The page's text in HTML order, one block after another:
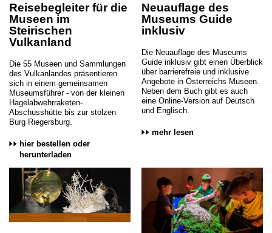
Reisebegleiter für die
Museen im
Steirischen
Vulkanland
Die 55 Museen und Sammlungen
des Vulkanlandes präsentieren
sich in einem gemeinsamen
Museumsführer - von der kleinen
Hagelabwehrraketen-
Abschusshütte bis zur stolzen
Burg Riegersburg.
hier bestellen oder
herunterladen
Neuauflage des
Museums Guide
inklusiv
Die Neuauflage des Museums
Guide inklusiv gibt einen Überblick
über barrierefreie und inklusive
Angebote in Österreichs Museen.
Neben dem Buch gibt es auch
eine Online-Version auf Deutsch
und Englisch.
mehr lesen